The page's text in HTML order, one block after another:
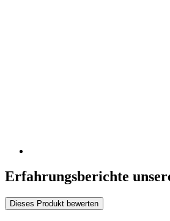
Erfahrungsberichte
Dieses Produkt bewerten